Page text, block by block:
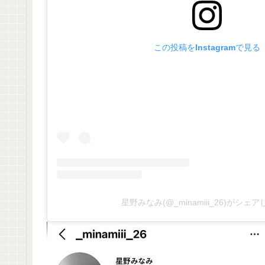
この投稿をInstagramで見る
星野みなみ(@_minamiii_26)がシェア